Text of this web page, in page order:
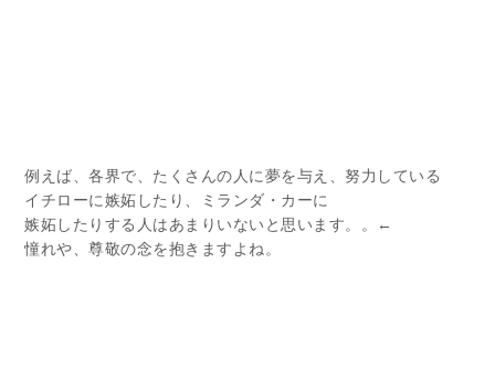
例えば、各界で、たくさんの人に夢を与え、努力している
イチローに嫉妬したり、ミランダ・カーに
嫉妬したりする人はあまりいないと思います。。←
憧れや、尊敬の念を抱きますよね。